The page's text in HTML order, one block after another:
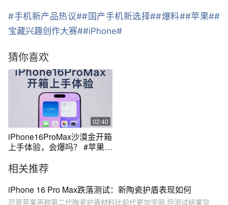
#手机新产品热议##国产手机新选择##爆料##苹果##
宝藏兴趣创作大赛##iPhone#
猜你喜欢
02:40
iPhone16ProMax沙漠金开箱
上手体验，会爆吗？ #苹果
相关推荐
iPhone 16 Pro Max跌落测试：新陶瓷护盾表现如何
尽管苹果声称第二代陶瓷护盾材料比前代更加坚固,但测试结果显